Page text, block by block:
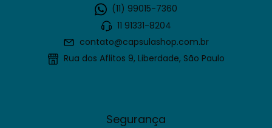
(11) 99015-7360
11 91331-8204
contato@capsulashop.com.br
Rua dos Aflitos 9, Liberdade, São Paulo
Segurança